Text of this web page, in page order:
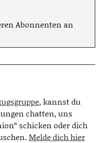
Abonnenten an
, kannst du
chatten, uns
schicken oder dich
Melde dich hier